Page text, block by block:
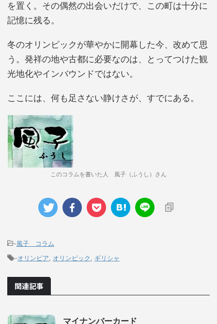
を置く。その偶然の出会いだけで、この町は十分に
記憶に残る。
冬のオリンピックが華やかに開幕した今、改めて思
う。発祥の地や古都に必要なのは、とってつけた観
光地化やインバウンドではない。
ここには、何も足さない静けさが、すでにある。
このコラムを書いた人 風子（ふうし）さん
-風子 コラム
-オリンピア オリンピック ギリシャ
関連記事
マイナンバーカード